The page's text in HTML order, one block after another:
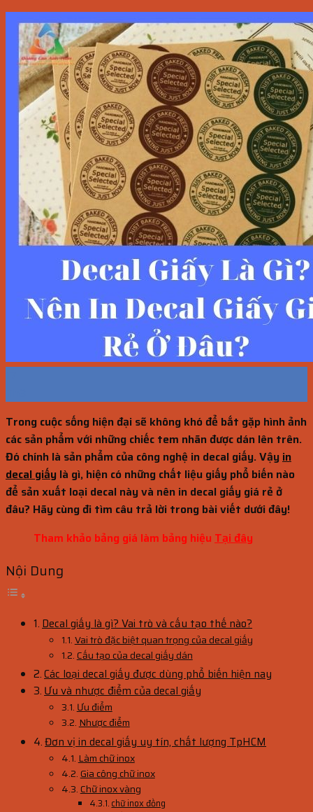
Trong cuộc sống hiện đại sẽ không khó để bắt gặp hình ảnh
các sản phẩm với những chiếc tem nhãn được dán lên trên.
Đó chính là sản phẩm của công nghệ in decal giấy. Vậyin
decal giấy là gì, hiện có những chất liệu giấy phổ biến nào
để sản xuất loại decal này và nên in decal giấy giá rẻ ở
đâu? Hãy cùng đi tìm câu trả lời trong bài viết dưới đây!
Tham khảo bảng giá làm bảng hiệu Tại đây
Nội Dung
Decal giấy là gì? Vai trò và cấu tạo thế nào?
Vai trò đặc biệt quan trọng của decal giấy
Cấu tạo của decal giấy dán
Các loại decal giấy được dùng phổ biến hiện nay
Ưu và nhược điểm của decal giấy
Ưu điểm
Nhược điểm
Đơn vị in decal giấy uy tín, chất lượng TpHCM
Làm chữ inox
Gia công chữ inox
Chữ inox vàng
chữ inox đồng